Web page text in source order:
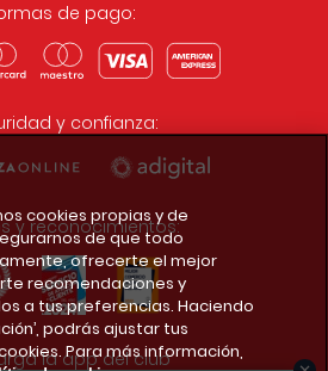
de pago:
y confianza:
y reconocimientos:
la app del club
cookies propias y de
de que todo
ofrecerte el mejor
recomendaciones y
a tus preferencias. Haciendo
podrás ajustar tus
Para más información,